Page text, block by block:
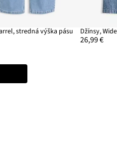
stredná výška pásu
26,99 €